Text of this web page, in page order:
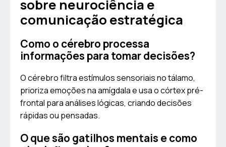
sobre neurociência e
comunicação estratégica
Como o cérebro processa
informações para tomar decisões?
O cérebro filtra estímulos sensoriais no tálamo,
prioriza emoções na amígdala e usa o córtex pré-
frontal para análises lógicas, criando decisões
rápidas ou pensadas.
O que são gatilhos mentais e como